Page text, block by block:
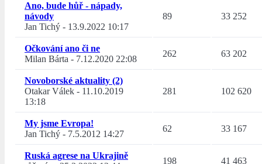
Ano, bude hůř - nápady,
návody
Jan Tichý - 13.9.2022 10:17
89 33 252
Očkování ano či ne
Milan Bárta - 7.12.2020 22:08
262 63 202
Novoborské aktuality (2)
Otakar Válek - 11.10.2019
13:18
281 102 620
My jsme Evropa!
Jan Tichý - 7.5.2012 14:27
62 33 167
Ruská agrese na Ukrajině
198 41 463